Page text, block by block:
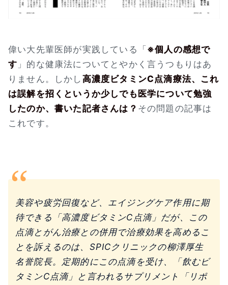
偉い大先輩医師が実践している「 ※個人の感想で
す 」的な健康法についてとやかく言うつもりはあ
りません。しかし 高濃度ビタミンC点滴療法、これ
は誤解を招くというか少しでも医学について勉強
したのか、書いた記者さんは？ その問題の記事は
これです。
美容や疲労回復など、エイジングケア作用に期
待できる「高濃度ビタミンC点滴」だが、この
点滴とがん治療との併用で治療効果を高めるこ
とを訴えるのは、SPICクリニックの柳澤厚生
名誉院長。定期的にこの点滴を受け、「飲むビ
タミンC点滴」と言われるサプリメント「リポ